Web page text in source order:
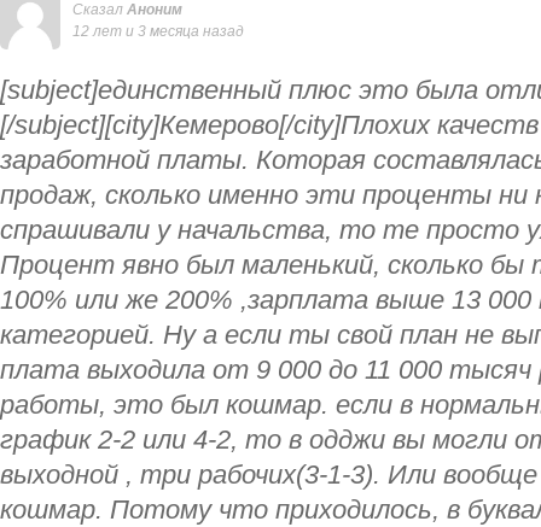
Сказал Аноним
12 лет и 3 месяца назад
[subject]единственный плюс это была
[/subject][city]Кемерово[/city]Плохих
заработной платы. Которая
продаж, сколько именно эти проценты ни
спрашивали у начальства, то те просто
Процент явно был маленький, сколько бы
100% или же 200% ,зарплата выше 13 000
категорией. Ну а если ты свой план не
плата выходила от 9 000 до 11 000
работы, это был кошмар. если в
график 2-2 или 4-2, то в одджи вы могли
выходной , три рабочих(3-1-3). Или
кошмар. Потому что приходилось, в